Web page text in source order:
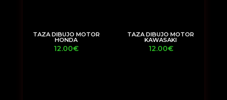
TAZA DIBUJO MOTOR
HONDA
12.00€
TAZA DIBUJO MOTOR
KAWASAKI
12.00€